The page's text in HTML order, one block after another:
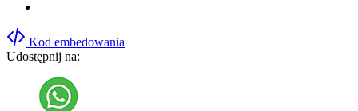
Kod embedowania
Udostępnij na: